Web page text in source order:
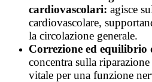
cardiovascolari: agisce
cardiovascolare,
la circolazione generale.
Correzione ed equilibrio
concentra sulla
vitale per una funzione